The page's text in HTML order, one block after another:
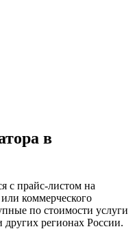
в
с прайс-листом на
коммерческого
по стоимости услуги
регионах России.